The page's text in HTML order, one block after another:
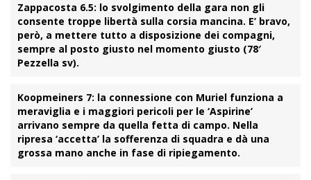
Zappacosta 6.5: lo svolgimento della gara non gli
consente troppe libertà sulla corsia mancina. E’ bravo,
però, a mettere tutto a disposizione dei compagni,
sempre al posto giusto nel momento giusto (78′
Pezzella sv).
Koopmeiners 7: la connessione con Muriel funziona a
meraviglia e i maggiori pericoli per le ‘Aspirine’
arrivano sempre da quella fetta di campo. Nella
ripresa ‘accetta’ la sofferenza di squadra e dà una
grossa mano anche in fase di ripiegamento.